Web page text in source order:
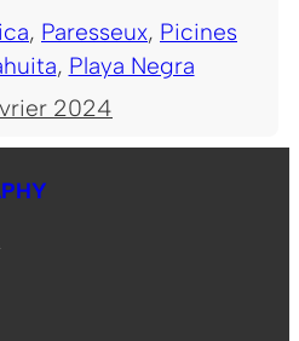
, Paresseux, Picines
, Playa Negra
2024